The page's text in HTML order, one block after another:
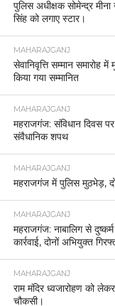
Posted on
-होली और ईद पर शांति
-जुलूस मार्गों और
-अश्लील गानों और हुड़दंग
-बोर्ड परीक्षाओं को देखते
-सोशल मीडिया पर
महराजगंज: होली और ईद-
लेकर पुलिस प्रशासन पूरी
सोमेंद्र मीना के नेतृत्व में
किया गया। इस दौरान
अपील की गई।